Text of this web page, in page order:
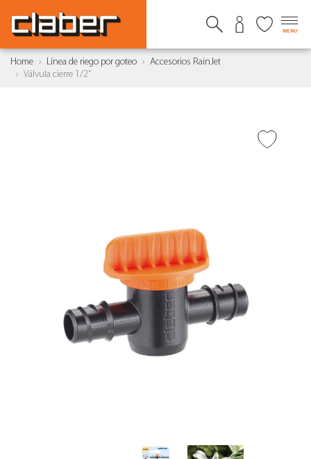
MENU
Home Línea de riego por goteo
Accesorios RainJet
Válvula cierre 1/2”